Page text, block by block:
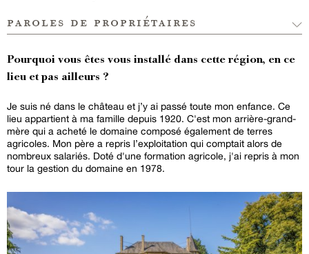
paroles de propriétaires
Pourquoi vous êtes vous installé dans cette région, en ce
lieu et pas ailleurs ?
Je suis né dans le château et j’y ai passé toute mon enfance. Ce
lieu appartient à ma famille depuis 1920. C'est mon arrière-grand-
mère qui a acheté le domaine composé également de terres
agricoles. Mon père a repris l’exploitation qui comptait alors de
nombreux salariés. Doté d'une formation agricole, j'ai repris à mon
tour la gestion du domaine en 1978.